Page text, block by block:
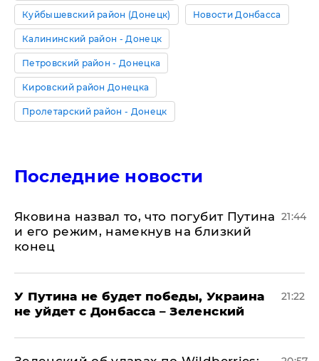
Куйбышевский район (Донецк) Новости Донбасса
Калининский район - Донецк
Петровский район - Донецка
Кировский район Донецка
Пролетарский район - Донецк
Последние новости
Яковина назвал то, что погубит Путина
и его режим, намекнув на близкий
конец
21:44
У Путина не будет победы, Украина
не уйдет с Донбасса – Зеленский
21:22